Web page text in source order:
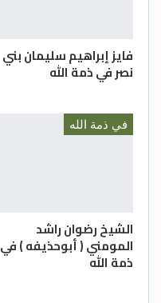
فايز إبراهيم سليمان بني
نصر في ذمة الله
في ذمة الله
الشيخ رضوان راشد
المومني ( أبوحذيفه ) في
ذمة الله